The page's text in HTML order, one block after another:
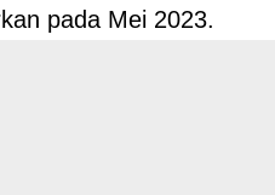
pada Mei 2023.